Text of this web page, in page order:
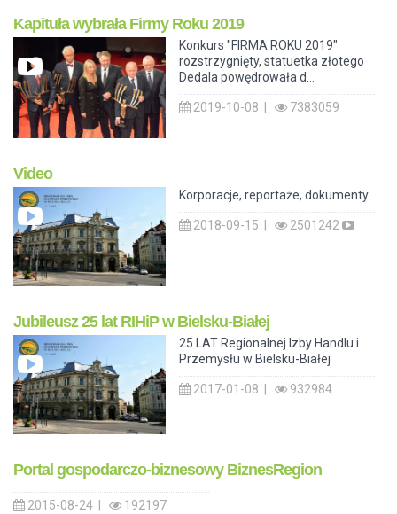
Kapituła wybrała Firmy Roku 2019
Konkurs "FIRMA ROKU 2019"
rozstrzygnięty, statuetka złotego
Dedala powędrowała d...
2019-10-08 | 7383059
Video
Korporacje, reportaże, dokumenty
2018-09-15 | 2501242
Jubileusz 25 lat RIHiP w Bielsku-Białej
25 LAT Regionalnej Izby Handlu i
Przemysłu w Bielsku-Białej
2017-01-08 | 932984
Portal gospodarczo-biznesowy BiznesRegion
2015-08-24 | 192197